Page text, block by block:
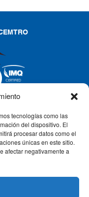
tecnologías como las
del dispositivo. El
procesar datos como el
únicas en este sitio.
afectar negativamente a